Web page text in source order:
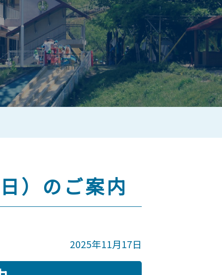
）のご案内
2025年11月17日